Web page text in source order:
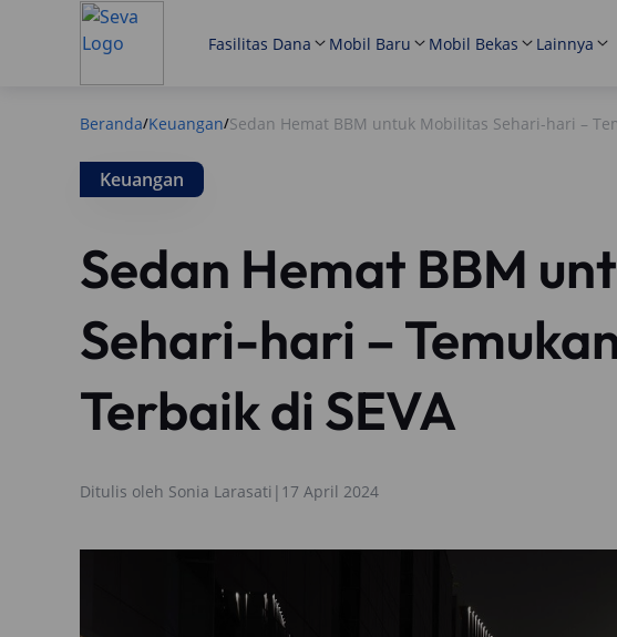
Fasilitas Dana Mobil Baru Mobil Bekas Lainnya
Beranda/Keuangan/Sedan Hemat BBM untuk Mobilitas Sehari-hari –
Keuangan
Sedan Hemat BBM
Sehari-hari –
Terbaik di SEVA
Ditulis oleh Sonia Larasati | 17 April 2024